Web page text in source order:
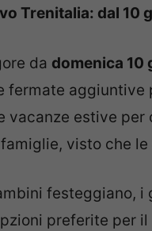
Trenitalia: dal 10
da domenica 10
fermate aggiuntive
vacanze estive
visto che
festeggiano, i
preferite per